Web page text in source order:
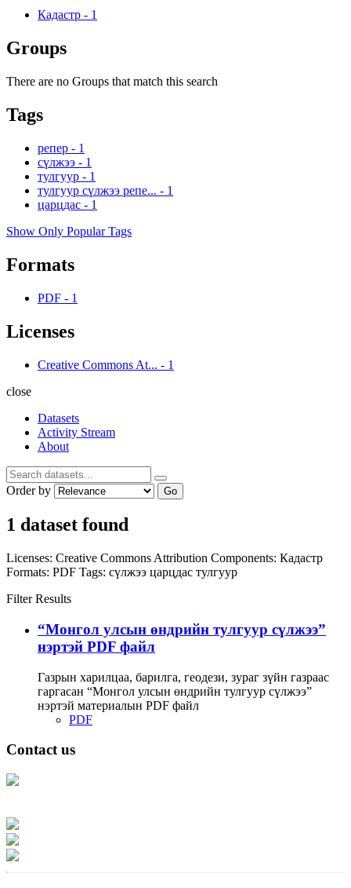
Кадастр - 1
Groups
There are no Groups that match this search
Tags
репер - 1
сүлжээ - 1
тулгуур - 1
тулгуур сүлжээ репе... - 1
царцдас - 1
Show Only Popular Tags
Formats
PDF - 1
Licenses
Creative Commons At... - 1
close
Datasets
Activity Stream
About
Order by Go
1 dataset found
Licenses: Creative Commons Attribution Components: Кадастр
Formats: PDF Tags: сүлжээ царцдас тулгуур
Filter Results
“Монгол улсын өндрийн тулгуур сүлжээ”
нэртэй PDF файл
Газрын харилцаа, барилга, геодези, зураг зүйн газраас
гаргасан “Монгол улсын өндрийн тулгуур сүлжээ”
нэртэй материалын PDF файл
PDF
Contact us